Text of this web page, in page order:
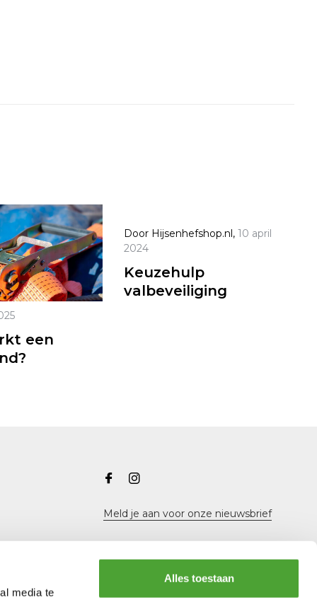
media te
Alles toestaan
een
Door Hijsenhefshop.nl, 10 april
2024
Keuzehulp
valbeveiliging
Meld je aan voor onze nieuwsbrief